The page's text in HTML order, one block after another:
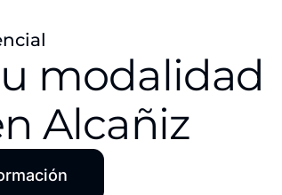
modalidad
Alcañiz